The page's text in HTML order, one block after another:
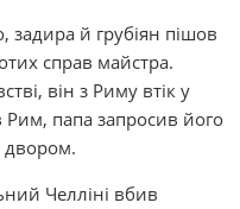
задира й грубіян пішов
справ майстра.
він з Риму втік у
папа запросив його
Челліні вбив